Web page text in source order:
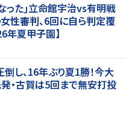
った｣立命館宇治vs有明戦
性審判、6回に自ら判定覆
年夏甲子園】
し、16年ぶり夏1勝！今大
・古賀は5回まで無安打投